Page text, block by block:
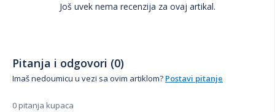
Još uvek nema recenzija za ovaj artikal.
Pitanja i odgovori (0)
Imaš nedoumicu u vezi sa ovim artiklom? Postavi pitanje
0 pitanja kupaca